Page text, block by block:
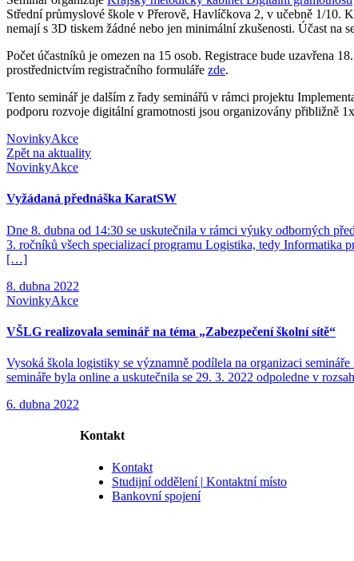
Střední průmyslové škole v Přerově, Havlíčkova 2, v učebně 1/10.
nemají s 3D tiskem žádné nebo jen minimální zkušenosti. Účast na
Počet účastníků je omezen na 15 osob. Registrace bude uzavřena
prostřednictvím registračního formuláře zde.
Tento seminář je dalším z řady seminářů v rámci projektu
podporu rozvoje digitální gramotnosti jsou organizovány přibližně
NovinkyAkce
Zpět na aktuality
NovinkyAkce
Vyžádaná přednáška KaratSW
Dne 8. dubna od 14:30 se uskutečnila v rámci výuky odborných
3. ročníků všech specializací programu Logistika, tedy Informatika
[…]
8. dubna 2022
NovinkyAkce
VŠLG realizovala seminář na téma „Zabezpečení školní sítě“
Vysoká škola logistiky se významně podílela na organizaci
semináře byla online a uskutečnila se 29. 3. 2022 odpoledne v
6. dubna 2022
Kontakt
Kontakt
Studijní oddělení | Kontaktní místo
Bankovní spojení